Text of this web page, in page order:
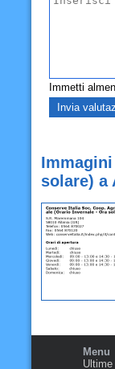
Immetti
solare) a
Menu